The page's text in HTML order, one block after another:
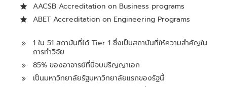
AACSB Accreditation on Business programs
ABET Accreditation on Engineering Programs
1 ใน 51 สถาบันที่ได้ Tier 1 ซึ่งเป็นสถาบันที่ให้ความสำคัญใน
การทำวิจัย
85% ของอาจารย์ที่นี่จบปริญญาเอก
เป็นมหาวิทยาลัยรัฐมหาวิทยาลัยแรกของรัฐนี้